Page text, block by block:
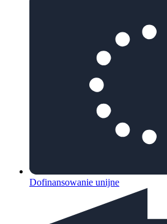
Dofinansowanie unijne